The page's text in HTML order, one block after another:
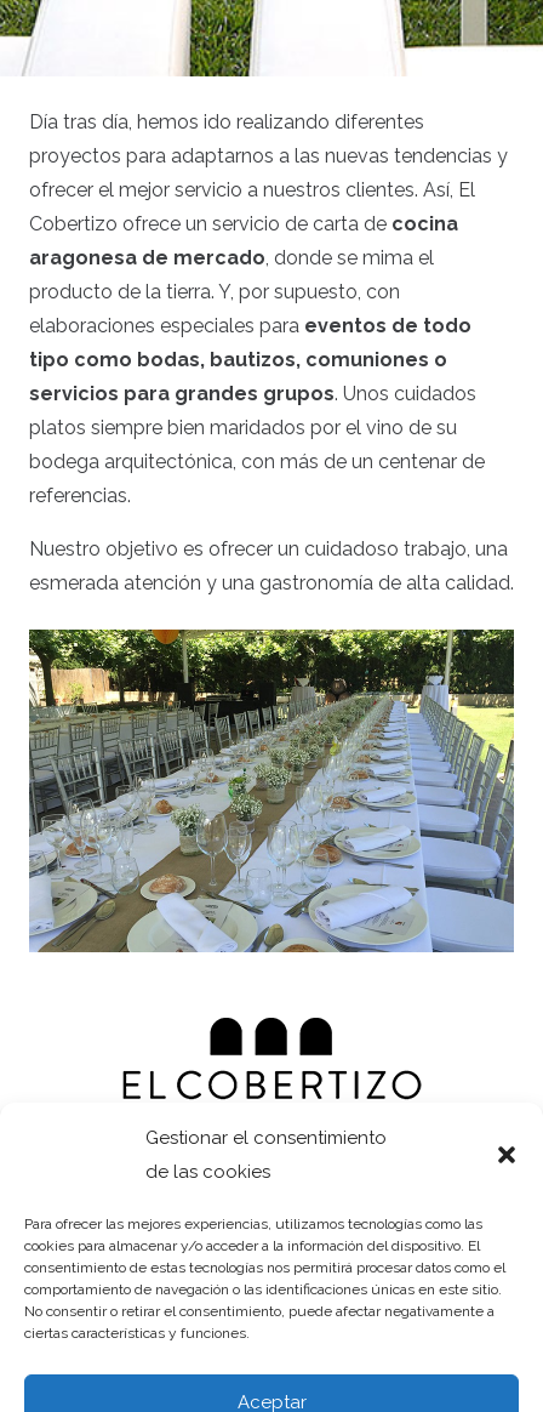
Gestionar el consentimiento
de las cookies
Para ofrecer las mejores experiencias, utilizamos tecnologías como las
cookies para almacenar y/o acceder a la información del dispositivo. El
consentimiento de estas tecnologías nos permitirá procesar datos como el
comportamiento de navegación o las identificaciones únicas en este sitio.
No consentir o retirar el consentimiento, puede afectar negativamente a
ciertas características y funciones.
Aceptar
Día tras día, hemos ido realizando diferentes
proyectos para adaptarnos a las nuevas tendencias y
ofrecer el mejor servicio a nuestros clientes. Así, El
Cobertizo ofrece un servicio de carta de cocina
aragonesa de mercado, donde se mima el
producto de la tierra. Y, por supuesto, con
elaboraciones especiales para eventos de todo
tipo como bodas, bautizos, comuniones o
servicios para grandes grupos. Unos cuidados
platos siempre bien maridados por el vino de su
bodega arquitectónica, con más de un centenar de
referencias.
Nuestro objetivo es ofrecer un cuidadoso trabajo, una
esmerada atención y una gastronomía de alta calidad.